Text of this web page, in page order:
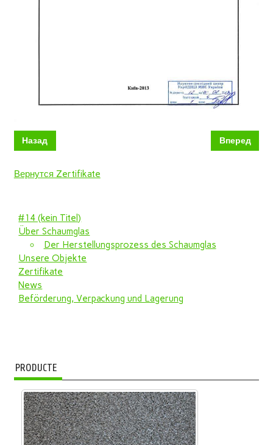
Назад Вперед
Вернутся Zertifikate
#14 (kein Titel)
Über Schaumglas
Der Herstellungsprozess des Schaumglas
Unsere Objekte
Zertifikate
News
Beförderung, Verpackung und Lagerung
PRODUCTE